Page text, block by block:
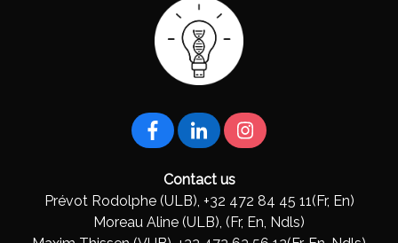
Contact us
Prévot Rodolphe (ULB), +32 472 84 45 11(Fr, En)
Moreau Aline (ULB), (Fr, En, Ndls)